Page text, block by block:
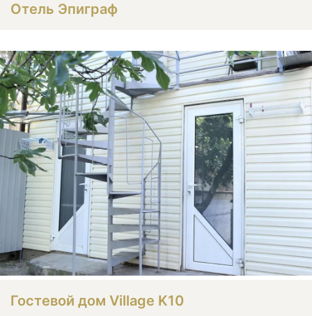
Отель Эпиграф
Гостевой дом Village K10